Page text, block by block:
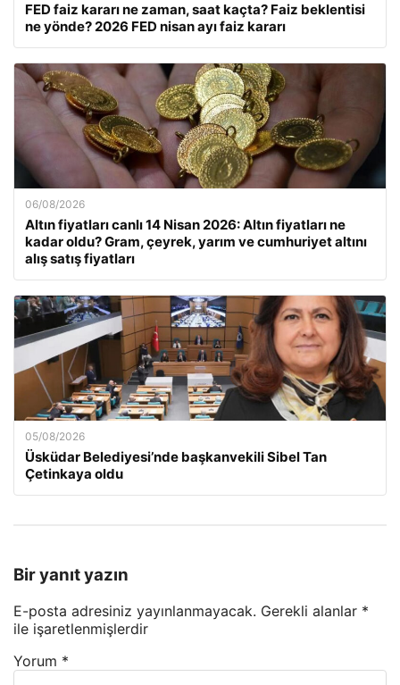
FED faiz kararı ne zaman, saat kaçta? Faiz beklentisi
ne yönde? 2026 FED nisan ayı faiz kararı
06/08/2026
Altın fiyatları canlı 14 Nisan 2026: Altın fiyatları ne
kadar oldu? Gram, çeyrek, yarım ve cumhuriyet altını
alış satış fiyatları
05/08/2026
Üsküdar Belediyesi’nde başkanvekili Sibel Tan
Çetinkaya oldu
Bir yanıt yazın
E-posta adresiniz yayınlanmayacak. Gerekli alanlar *
ile işaretlenmişlerdir
Yorum *